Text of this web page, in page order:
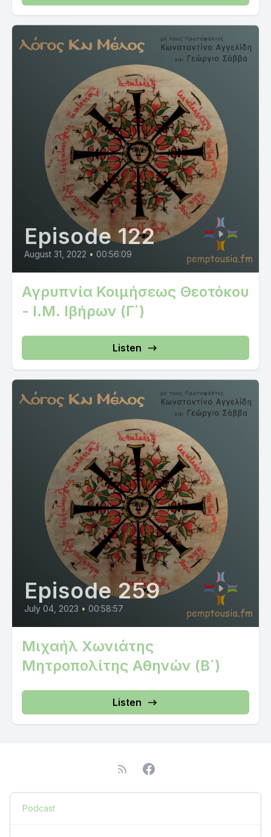
Episode 122
August 31, 2022 • 00:56:09
Αγρυπνία Κοιμήσεως Θεοτόκου
- Ι.Μ. Ιβήρων (Γ΄)
Listen
Episode 259
July 04, 2023 • 00:58:57
Μιχαήλ Χωνιάτης
Μητροπολίτης Αθηνών (Β΄)
Listen
Podcast